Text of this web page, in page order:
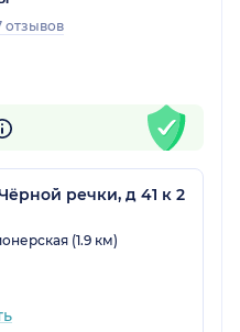
отзывов
речки, д 41 к 2
(1.9 км)